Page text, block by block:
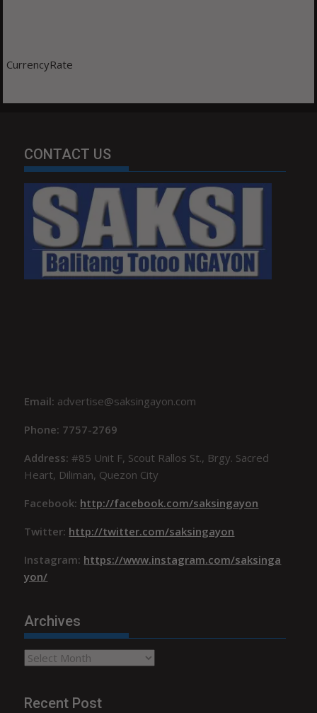
CurrencyRate
CONTACT US
Email: advertise@saksingayon.com
Phone: 7757-2769
Address:#85 Unit F, Scout Rallos St., Brgy. Sacred
Heart, Diliman, Quezon City
Facebook: http://facebook.com/saksingayon
Twitter: http://twitter.com/saksingayon
Instagram: https://www.instagram.com/saksinga
yon/
Archives
Archives
Recent Post